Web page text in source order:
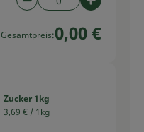
Artikelanzahl
Gesamtpreis:0,00 €
Zucker 1kg
3,69 € / 1kg